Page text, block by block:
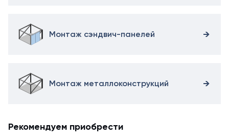
Монтаж сэндвич-панелей
Монтаж металлоконструкций
Рекомендуем приобрести